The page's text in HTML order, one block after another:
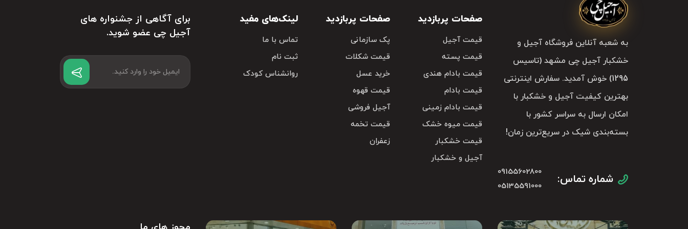
به شعبه آنلاین فروشگاه آجیل و
خشکبار آجیل چی مشهد (تاسیس
1295) خوش آمدید. سفارش اینترنتی
بهترین کیفیت آجیل و خشکبار با
امکان ارسال به سراسر کشور با
بسته‌بندی شیک در سریع‌ترین زمان!
شماره تماس:
09155602800
05135591000
صفحات پربازدید
قیمت آجیل
قیمت پسته
قیمت بادام هندی
قیمت بادام
قیمت بادام زمینی
قیمت میوه خشک
قیمت خشکبار
آجیل و خشکبار
صفحات پربازدید
پک سازمانی
قیمت شکلات
خرید عسل
قیمت قهوه
آجیل فروشی
قیمت تخمه
زعفران
لینک‌های مفید
تماس با ما
ثبت نام
روانشناس کودک
برای آگاهی از جشنواره های
آجیل چی عضو شوید.